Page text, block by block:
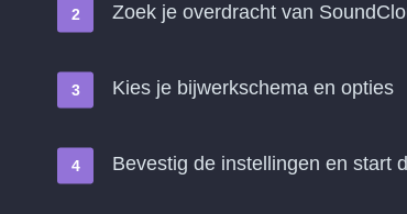
Zoek je overdracht van
Kies je bijwerkschema en opties
Bevestig de instellingen en start